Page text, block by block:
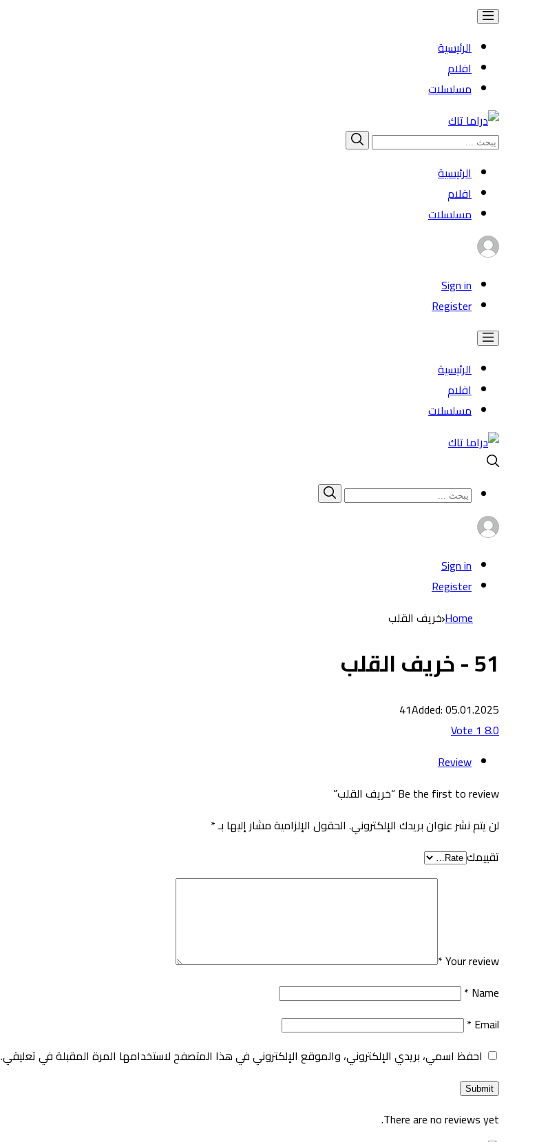
الرئيسية
افلام
مسلسلات
Search
بحث
الرئيسية
افلام
مسلسلات
Sign in
Register
الرئيسية
افلام
مسلسلات
Search
بحث
Sign in
Register
Homeخريف القلب
51 - خريف القلب
41Added: 05.01.2025
8.0
1
Vote
Review
Be the first to review “خريف القلب”
لن يتم نشر عنوان بريدك الإلكتروني. الحقول الإلزامية مشار إليها بـ*
تقييمك
Your review
*
Name
*
Email
*
احفظ اسمي، بريدي الإلكتروني، والموقع الإلكتروني في هذا المتصفح لاستخدامها المرة المقبلة في تعليقي.
There are no reviews yet.